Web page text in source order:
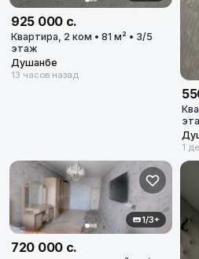
925 000 с.
Квартира, 2 ком • 81 м² • 3/5
этаж
Душанбе
13 часов назад
1
1/3+
720 000 с.